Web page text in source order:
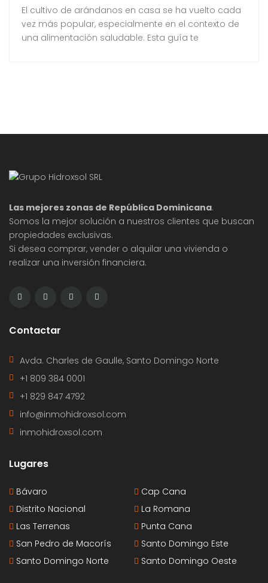
El cultivo de arándanos en casa se ha vuelto cada
vez más popular, especialmente en el contexto de
una alimentación saludable. Esta guía te
Las mejores zonas de República Dominicana.
Somos la mejor solución a nuestros clientes que buscan
propiedades exclusivas.
Si desea comprar, vender o alquilar una vivienda o
realizar una inversión financiera.
Contactar
Avda. Charles de Gaulle, Santo Domingo Norte
+1 809 384 0001
+1 829 847 4792
info@inmohidroxsol.com
inmohidroxsol.com
Lugares
Bávaro
Cap Cana
Distrito Nacional
La Romana
Las Terrenas
Punta Cana
San Pedro de Macorís
Santo Domingo Este
Santo Domingo Norte
Santo Domingo Oeste